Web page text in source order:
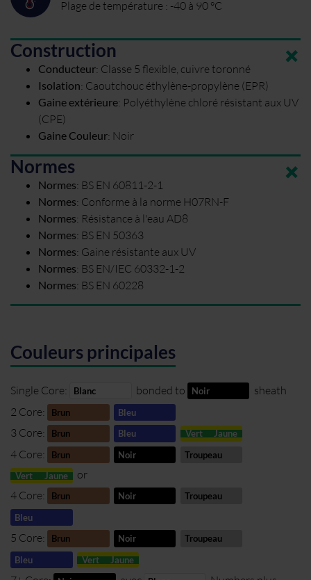
Plage de température : -40 à 90 °C
Construction
Conducteur: Classe 5 flexible, cuivre toronné
Isolation: Caoutchouc éthylène-propylène (EPR)
Gaine extérieure: Polyéthylène chloré résistant aux UV
(CPE)
Gaine Couleur: Noir
Normes
Normes: BS EN 60811-2-1
Normes: Conforme à la norme H07RN-F
Normes: Résistance à l'eau AD8
Normes: BS EN 50363
Normes: Gaine résistante aux UV
Normes: BS EN/IEC 60332-1-2
Normes: BS EN 60228
Couleurs principales
Single Core: Blanc bonded to Noir
sheath
2 Core:
Brun Bleu
3 Core: Brun Bleu Vert Jaune
4 Core: Brun Noir
Troupeau
Vert
Jaune
or
4 Core:
Brun Noir
Troupeau
Bleu
5 Core: Brun Noir
Troupeau
Bleu
Vert Jaune